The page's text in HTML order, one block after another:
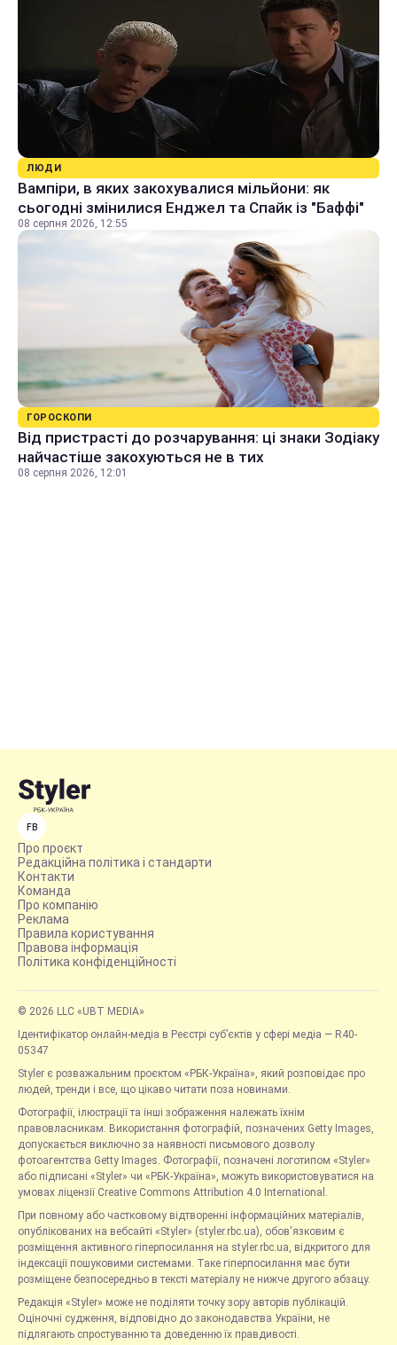
ЛЮДИ
Вампіри, в яких закохувалися мільйони: як
сьогодні змінилися Енджел та Спайк із "Баффі"
08 серпня 2026, 12:55
ГОРОСКОПИ
Від пристрасті до розчарування: ці знаки Зодіаку
найчастіше закохуються не в тих
08 серпня 2026, 12:01
FB
Про проєкт
Редакційна політика і стандарти
Контакти
Команда
Про компанію
Реклама
Правила користування
Правова інформація
Політика конфіденційності
© 2026 LLC «UBT MEDIA»
Ідентифікатор онлайн-медіа в Реєстрі суб’єктів у сфері медіа — R40-
05347
Styler є розважальним проєктом «РБК-Україна», який розповідає про
людей, тренди і все, що цікаво читати поза новинами.
Фотографії, ілюстрації та інші зображення належать їхнім
правовласникам. Використання фотографій, позначених Getty Images,
допускається виключно за наявності письмового дозволу
фотоагентства Getty Images. Фотографії, позначені логотипом «Styler»
або підписані «Styler» чи «РБК-Україна», можуть використовуватися на
умовах ліцензії Creative Commons Attribution 4.0 International.
При повному або частковому відтворенні інформаційних матеріалів,
опублікованих на вебсайті «Styler» (styler.rbc.ua), обов'язковим є
розміщення активного гіперпосилання на styler.rbc.ua, відкритого для
індексації пошуковими системами. Таке гіперпосилання має бути
розміщене безпосередньо в тексті матеріалу не нижче другого абзацу.
Редакція «Styler» може не поділяти точку зору авторів публікацій.
Оціночні судження, відповідно до законодавства України, не
підлягають спростуванню та доведенню їх правдивості.